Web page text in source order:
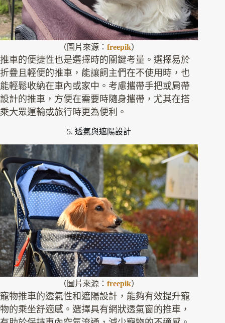
（圖片來源：freepik）
推車的便捷性也是選擇時的關鍵考量。選擇易於
折疊且輕便的推車，能讓飼主們在不使用時，也
能輕鬆收納在車內或家中。考慮攜帶手把或肩帶
設計的推車，方便在需要時隨身攜帶，尤其在搭
乘大眾運輸或旅行時更為便利。
5. 透氣與遮陽設計
（圖片來源：freepik）
寵物推車的透氣性和遮陽設計，能夠有效提升寵
物的乘坐舒適感。選擇具有網狀透氣窗的推車，